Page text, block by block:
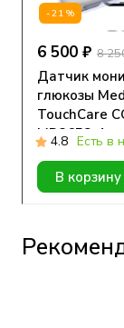
-21%
6 500 ₽ 8
Датчик
глюкозы
TouchCare
MD3658, 1 шт.
4.8 Есть в
В корзину